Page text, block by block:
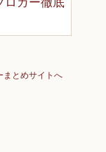
とめサイトへ